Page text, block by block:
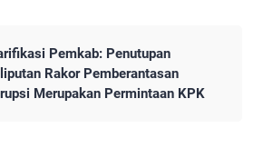
Pemkab: Penutupan
Rakor Pemberantasan
Merupakan Permintaan KPK